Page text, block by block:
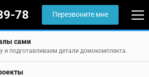
78 Перезвоните мне
сами
и подготавливаем детали домокомплекта.